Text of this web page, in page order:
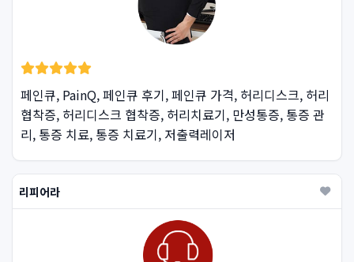
페인큐, PainQ, 페인큐 후기, 페인큐 가격, 허리디스크, 허리
협착증, 허리디스크 협착증, 허리치료기, 만성통증, 통증 관
리, 통증 치료, 통증 치료기, 저출력레이저
리피어라